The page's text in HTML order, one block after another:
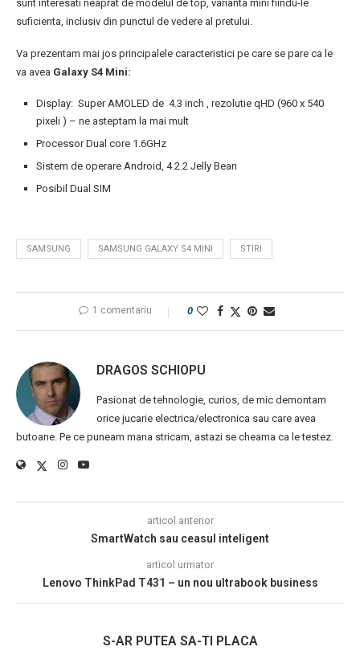
sunt interesati neaprat de modelul de top, varianta mini fiindu-le
suficienta, inclusiv din punctul de vedere al pretului.
Va prezentam mai jos principalele caracteristici pe care se pare ca le
va avea Galaxy S4 Mini:
Display: Super AMOLED de 4.3 inch , rezolutie qHD (960 x 540
pixeli ) – ne asteptam la mai mult
Processor Dual core 1.6GHz
Sistem de operare Android, 4.2.2 Jelly Bean
Posibil Dual SIM
SAMSUNG SAMSUNG GALAXY S4 MINI STIRI
1 comentariu 0
DRAGOS SCHIOPU
Pasionat de tehnologie, curios, de mic demontam
orice jucarie electrica/electronica sau care avea
butoane. Pe ce puneam mana stricam, astazi se cheama ca le testez.
articol anterior
SmartWatch sau ceasul inteligent
articol urmator
Lenovo ThinkPad T431 – un nou ultrabook business
S-AR PUTEA SA-TI PLACA